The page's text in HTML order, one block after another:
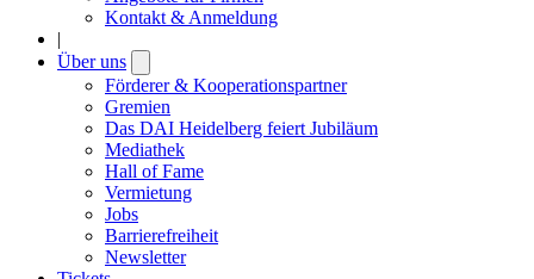
Kontakt & Anmeldung
|
Über uns
submenu
Förderer & Kooperationspartner
Gremien
Das DAI Heidelberg feiert Jubiläum
Mediathek
Hall of Fame
Vermietung
Jobs
Barrierefreiheit
Newsletter